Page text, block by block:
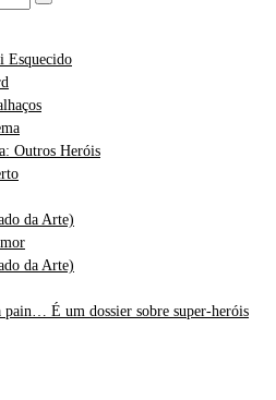
Esquecido
Outros Heróis
da Arte)
da Arte)
pain… É um dossier sobre super-heróis